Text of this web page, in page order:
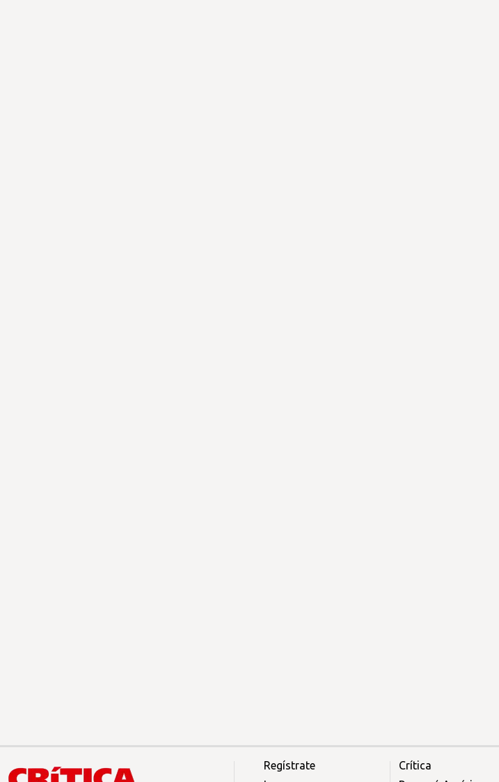
Regístrate
Crítica